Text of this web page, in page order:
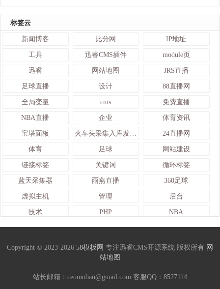
标签云
新闻博客 比分网 IP地址
工具 迅睿CMS插件 module页
迅睿 网站地图 JRS直播
足球直播 设计 88直播网
全局变量 cms 免费直播
NBA直播 企业 体育资讯
宝塔面板 火车头采集入库发布接口 24直播网
体育 足球 网站建设
链接标签 关键词 循环标签
蓝天采集器 雨燕直播 360足球
虚拟主机 管理 后台
技术 PHP NBA
web 关键词词 直播吧
数据 建网站 迅睿cms
文档变量
龙珠直播 官网 857直播网
Copyright © 2023-2026 58模板网 专注迅睿CMS开源系统 版权所有 网
站地图
站长邮箱：ceomoban@gmail.com 客服QQ： 8527114